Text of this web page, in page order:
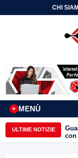
CHI
MENÙ
+
ULTIME NOTIZIE
con